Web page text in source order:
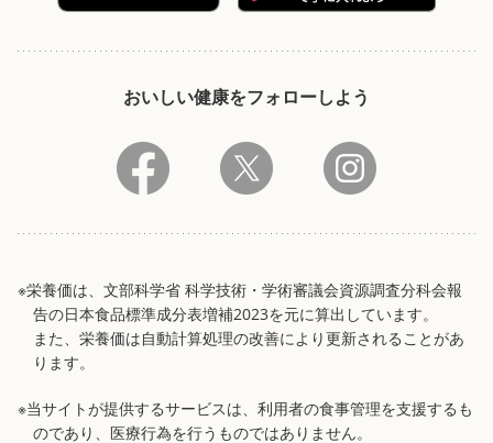
おいしい健康をフォローしよう
※栄養価は、文部科学省 科学技術・学術審議会資源調査分科会報
告の日本食品標準成分表増補2023を元に算出しています。
また、栄養価は自動計算処理の改善により更新されることがあ
ります。
※当サイトが提供するサービスは、利用者の食事管理を支援するも
のであり、医療行為を行うものではありません。